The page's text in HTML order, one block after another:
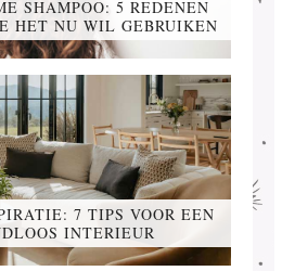
SHAMPOO: 5 REDENEN
HET NU WIL GEBRUIKEN
7 TIPS VOOR EEN
INTERIEUR